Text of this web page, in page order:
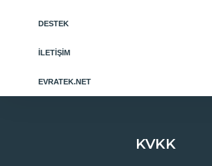
DESTEK
İLETIŞIM
EVRATEK.NET
KVKK